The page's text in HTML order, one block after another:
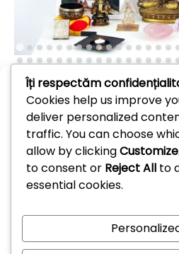
Administrează
consimțământul
Pentru a oferi cea mai bună
cookie-uri, pentru a stoca și/sau
dispozitive. Consimțământul pentru
să procesăm date, cum ar fi
uri unice pe acest site. Dacă nu îți
retragi consimțământul dat poate
Arhive
Arhive
Îți respectăm
Cookies help us improve
deliver personalized
traffic. You can choose
allow by clickingCustomize
to consent or Reject All to
essential cookies.